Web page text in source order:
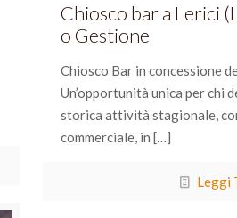
Chiosco bar a Lerici
o Gestione
Chiosco Bar in concessione
Un’opportunità unica per chi
storica attività stagionale,
commerciale, in […]
Leggi